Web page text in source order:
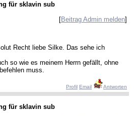
für sklavin sub
[Beitrag Admin melden]
Recht liebe Silke. Das sehe ich
so wie es meinem Herrn gefällt, ohne
muss.
Profil Email Antworten
für sklavin sub